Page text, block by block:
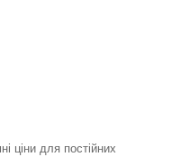
ціни для постійних